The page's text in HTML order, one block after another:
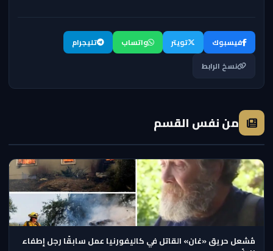
فيسبوك تويتر واتساب
تليجرام
نسخ الرابط
من نفس القسم
مُشعل حريق «غان» القاتل في كاليفورنيا عمل سابقًا رجل إطفاء